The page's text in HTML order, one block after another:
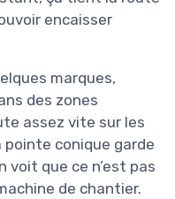
encaisser
marques,
des zones
assez vite sur les
pointe conique garde
voit que ce n’est pas
de chantier.